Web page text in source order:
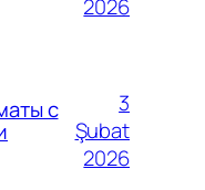
2026
с
3
Şubat
2026